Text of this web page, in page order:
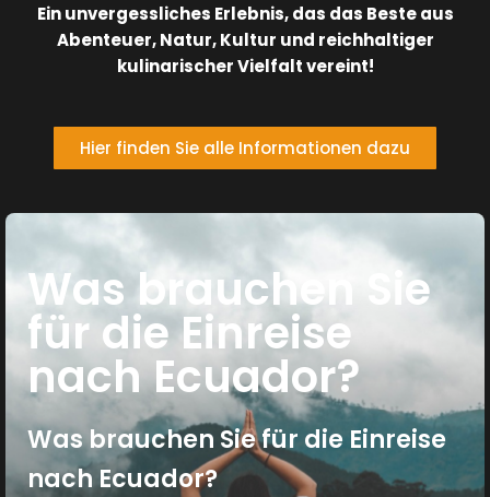
Ein unvergessliches Erlebnis, das das Beste aus
Abenteuer, Natur, Kultur und reichhaltiger
kulinarischer Vielfalt vereint!
Hier finden Sie alle Informationen dazu
Was brauchen Sie
für die Einreise
nach Ecuador?
Was brauchen Sie für die Einreise
nach Ecuador?